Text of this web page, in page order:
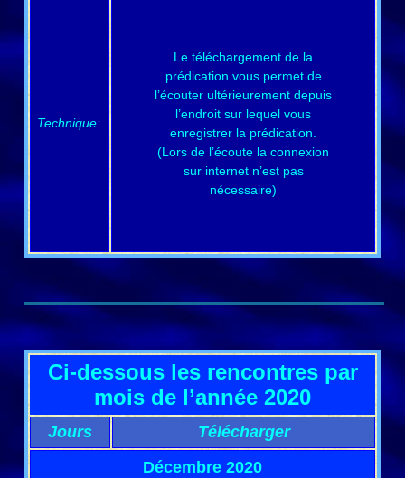
Technique:
Le téléchargement de la
prédication vous permet de
l’écouter ultérieurement depuis
l’endroit sur lequel vous
enregistrer la prédication.
(Lors de l’écoute la connexion
sur internet n’est pas
nécessaire)
Ci-dessous les rencontres par
mois de l’année 2020
Jours
Télécharger
Décembre 2020